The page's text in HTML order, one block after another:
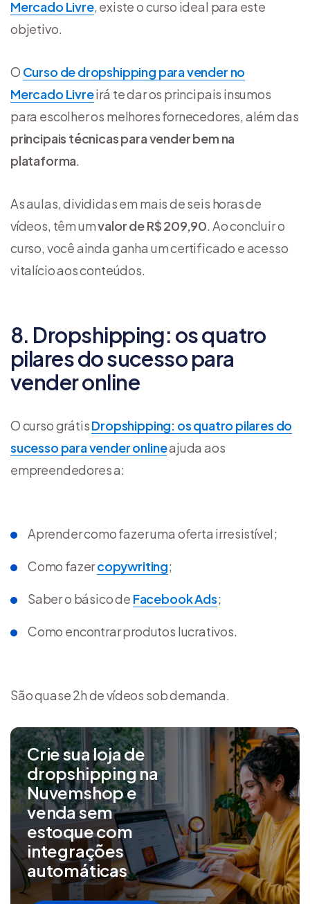
Mercado Livre, existe o curso ideal para este
objetivo.
O Curso de dropshipping para vender no
Mercado Livreirá te dar os principais insumos
para escolher os melhores fornecedores, além das
principais técnicas para vender bem na
plataforma.
As aulas, divididas em mais de seis horas de
vídeos, têm umvalor de R$ 209,90. Ao concluir o
curso, você ainda ganha um certificado e acesso
vitalício aos conteúdos.
8. Dropshipping: os quatro
pilares do sucesso para
vender online
O curso grátisDropshipping: os quatro pilares do
sucesso para vender onlineajuda aos
empreendedores a:
Aprender como fazer uma oferta irresistível;
Como fazercopywriting;
Saber o básico de Facebook Ads;
Como encontrar produtos lucrativos.
São quase 2h de vídeos sob demanda.
Crie sua loja de
dropshipping na
Nuvemshop e
venda sem
estoque com
integrações
automáticas